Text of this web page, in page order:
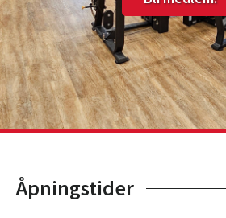
Åpningstider